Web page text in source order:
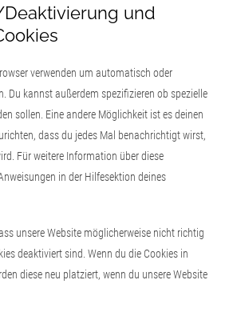
und
verwenden um automatisch oder
Du kannst außerdem spezifizieren ob spezielle
sollen. Eine andere Möglichkeit ist es deinen
dass du jedes Mal benachrichtigt wirst,
Für weitere Information über diese
in der Hilfesektion deines
unsere Website möglicherweise nicht richtig
deaktiviert sind. Wenn du die Cookies in
diese neu platziert, wenn du unsere Website